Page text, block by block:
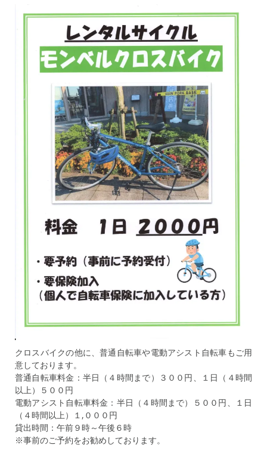
クロスバイクの他に、普通自転車や電動アシスト自転車もご用
意しております。
普通自転車料金：半日（４時間まで）３００円、１日（４時間
以上）５００円
電動アシスト自転車料金：半日（４時間まで）５００円、１日
（４時間以上）１,０００円
貸出時間：午前９時～午後６時
※事前のご予約をお勧めしております。